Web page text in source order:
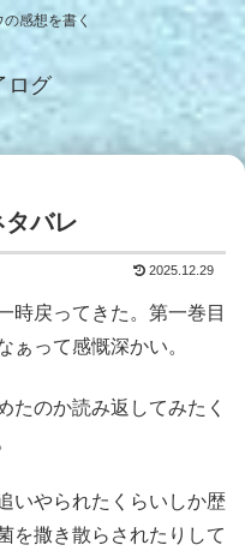
感想を書く
ログ
バレ
2025.12.29
時戻ってきた。第一巻目
ぁって感慨深かい。
たのか読み返してみたく
いやられたくらいしか歴
を撒き散らされたりして